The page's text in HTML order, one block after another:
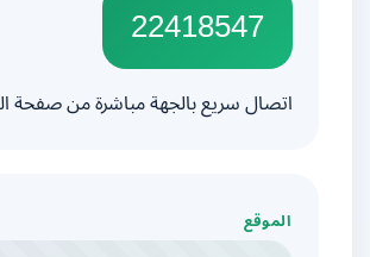
22418547
اتصال سريع بالجهة مباشرة من صفحة الدليل.
الموقع